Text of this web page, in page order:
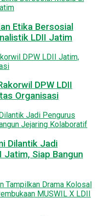
Etika Bersosial
LDII Jatim
DPW LDII
Organisasi
Dilantik Jadi
Jatim, Siap Bangun